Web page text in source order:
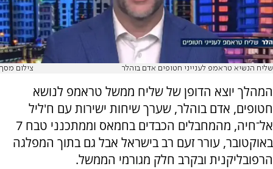
שליח הנשיא טראמפ לענייני חטופים אדם בוהלר צילום מסך
המהלך יוצא הדופן של שליח ממשל טראמפ לנושא
חטופים, אדם בוהלר, שערך שיחות ישירות עם ח'ליל
אל־חיה, מהמחבלים הכבדים בחמאס וממתכנני טבח 7
באוקטובר, עורר זעם רב בישראל אבל גם בתוך המפלגה
הרפובליקנית ובקרב חלק מגורמי הממשל.